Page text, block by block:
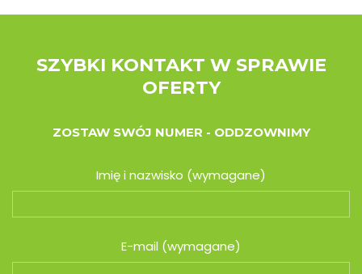
SZYBKI KONTAKT W SPRAWIE
OFERTY
ZOSTAW SWÓJ NUMER - ODDZOWNIMY
Imię i nazwisko (wymagane)
E-mail (wymagane)